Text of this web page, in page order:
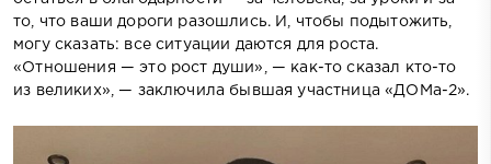
то, что ваши дороги разошлись. И, чтобы подытожить,
могу сказать: все ситуации даются для роста.
«Отношения — это рост души», — как-то сказал кто-то
из великих», — заключила бывшая участница «ДОМа-2».